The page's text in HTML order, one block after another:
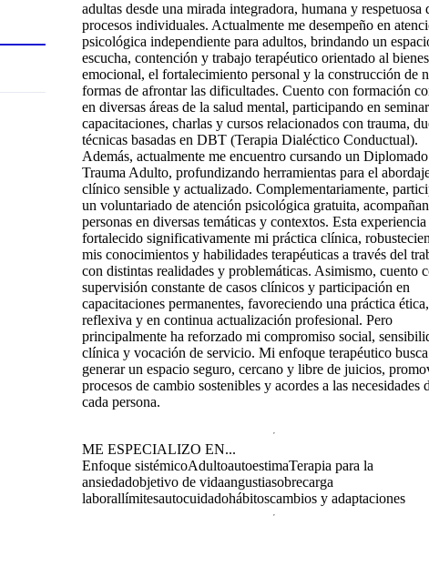
adultas desde una mirada integradora, humana y respetuosa
procesos individuales. Actualmente me desempeño en
psicológica independiente para adultos, brindando un
escucha, contención y trabajo terapéutico orientado al
emocional, el fortalecimiento personal y la construcción de
formas de afrontar las dificultades. Cuento con formación
en diversas áreas de la salud mental, participando en
capacitaciones, charlas y cursos relacionados con trauma,
técnicas basadas en DBT (Terapia Dialéctico Conductual).
Además, actualmente me encuentro cursando un
Trauma Adulto, profundizando herramientas para el
clínico sensible y actualizado. Complementariamente,
un voluntariado de atención psicológica gratuita,
personas en diversas temáticas y contextos. Esta experiencia
fortalecido significativamente mi práctica clínica,
mis conocimientos y habilidades terapéuticas a través del
con distintas realidades y problemáticas. Asimismo, cuento
supervisión constante de casos clínicos y participación en
capacitaciones permanentes, favoreciendo una práctica ética,
reflexiva y en continua actualización profesional. Pero
principalmente ha reforzado mi compromiso social,
clínica y vocación de servicio. Mi enfoque terapéutico busca
generar un espacio seguro, cercano y libre de juicios,
procesos de cambio sostenibles y acordes a las necesidades
cada persona.
ME ESPECIALIZO EN...
Enfoque sistémicoAdultoautoestimaTerapia para la
ansiedadobjetivo de vidaangustiasobrecarga
laborallímitesautocuidadohábitoscambios y adaptaciones